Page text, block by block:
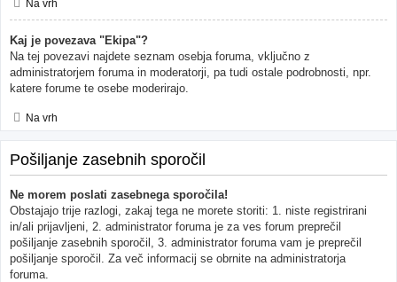
Na vrh
Kaj je povezava "Ekipa"?
Na tej povezavi najdete seznam osebja foruma, vključno z
administratorjem foruma in moderatorji, pa tudi ostale podrobnosti, npr.
katere forume te osebe moderirajo.
Na vrh
Pošiljanje zasebnih sporočil
Ne morem poslati zasebnega sporočila!
Obstajajo trije razlogi, zakaj tega ne morete storiti: 1. niste registrirani
in/ali prijavljeni, 2. administrator foruma je za ves forum preprečil
pošiljanje zasebnih sporočil, 3. administrator foruma vam je preprečil
pošiljanje sporočil. Za več informacij se obrnite na administratorja
foruma.